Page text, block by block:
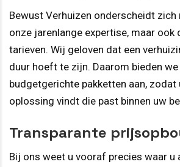
Bewust Verhuizen onderscheidt zich
onze jarenlange expertise, maar ook
tarieven. Wij geloven dat een
duur hoeft te zijn. Daarom bieden
budgetgerichte pakketten aan, zodat
oplossing vindt die past binnen uw
Transparante
Bij ons weet u vooraf precies waar u